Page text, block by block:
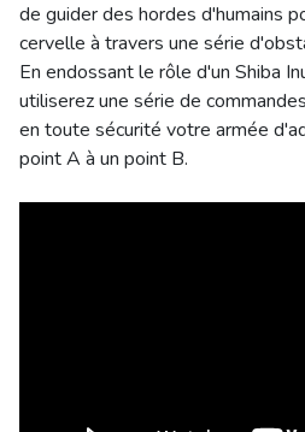
de guider des hordes d'humains
cervelle à travers une série
En endossant le rôle d'un Shiba
utiliserez une série de
en toute sécurité votre armée
point A à un point B.